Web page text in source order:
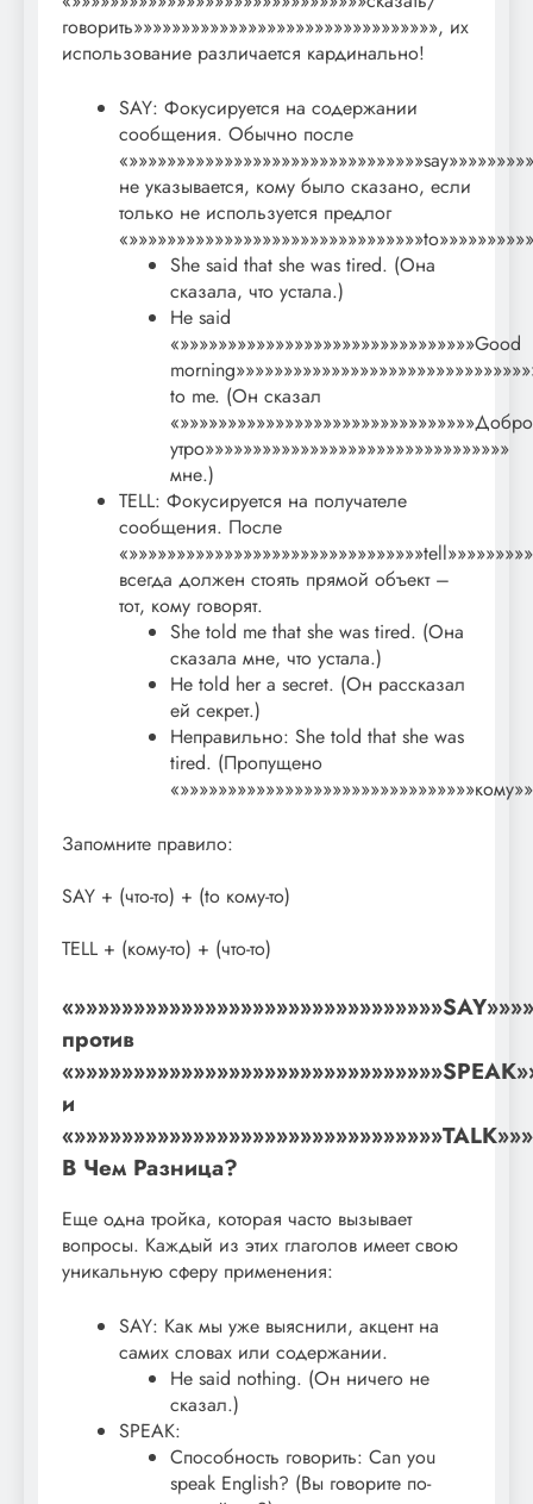
говорить»»»»»»»»»»»»»»»»»»»»»»»»»»»»»»»», их
использование различается кардинально!
SAY: Фокусируется на содержании
сообщения. Обычно после
не указывается, кому было сказано, если
только не используется предлог
She said that she was tired. (Она
сказала, что устала.)
He said
«»»»»»»»»»»»»»»»»»»»»»»»»»»»»»»»Good
to me. (Он сказал
утро»»»»»»»»»»»»»»»»»»»»»»»»»»»»»»»»
мне.)
TELL: Фокусируется на получателе
сообщения. После
всегда должен стоять прямой объект –
тот, кому говорят.
She told me that she was tired. (Она
сказала мне, что устала.)
He told her a secret. (Он рассказал
ей секрет.)
Неправильно: She told that she was
tired. (Пропущено
Запомните правило:
SAY + (что-то) + (to кому-то)
TELL + (кому-то) + (что-то)
против
и
В Чем Разница?
Еще одна тройка, которая часто вызывает
вопросы. Каждый из этих глаголов имеет свою
уникальную сферу применения:
SAY: Как мы уже выяснили, акцент на
самих словах или содержании.
He said nothing. (Он ничего не
сказал.)
SPEAK:
Способность говорить: Can you
speak English? (Вы говорите по-